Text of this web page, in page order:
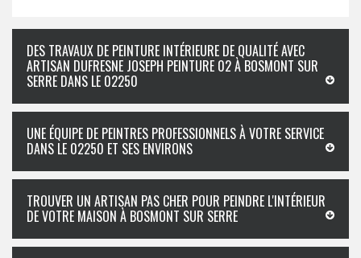
DES TRAVAUX DE PEINTURE INTÉRIEURE DE QUALITÉ AVEC
ARTISAN DUFRESNE JOSEPH PEINTURE 02 À BOSMONT SUR
SERRE DANS LE 02250
UNE ÉQUIPE DE PEINTRES PROFESSIONNELS À VOTRE SERVICE
DANS LE 02250 ET SES ENVIRONS
TROUVER UN ARTISAN PAS CHER POUR PEINDRE L'INTÉRIEUR
DE VOTRE MAISON À BOSMONT SUR SERRE